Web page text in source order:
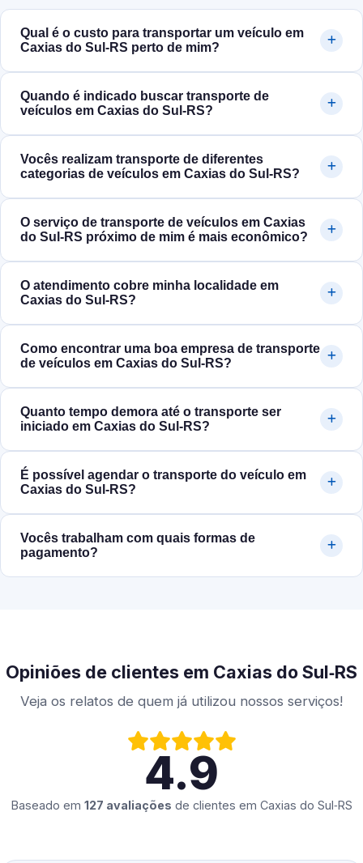
Qual é o custo para transportar um veículo em
Caxias do Sul‑RS perto de mim?
Quando é indicado buscar transporte de
veículos em Caxias do Sul‑RS?
Vocês realizam transporte de diferentes
categorias de veículos em Caxias do Sul‑RS?
O serviço de transporte de veículos em Caxias
do Sul‑RS próximo de mim é mais econômico?
O atendimento cobre minha localidade em
Caxias do Sul‑RS?
Como encontrar uma boa empresa de transporte
de veículos em Caxias do Sul‑RS?
Quanto tempo demora até o transporte ser
iniciado em Caxias do Sul‑RS?
É possível agendar o transporte do veículo em
Caxias do Sul‑RS?
Vocês trabalham com quais formas de
pagamento?
Opiniões de clientes em Caxias do Sul‑RS
Veja os relatos de quem já utilizou nossos serviços!
4.9
Baseado em 127 avaliações de clientes em Caxias do Sul‑RS